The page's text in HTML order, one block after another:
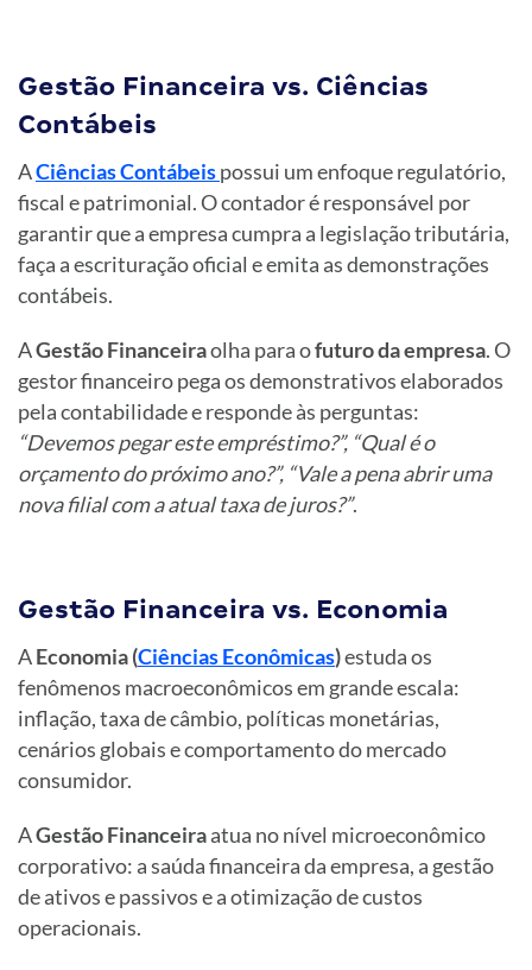
Gestão Financeira vs. Ciências
Contábeis
ACiências Contábeispossui um enfoque regulatório,
fiscal e patrimonial. O contador é responsável por
garantir que a empresa cumpra a legislação tributária,
faça a escrituração oficial e emita as demonstrações
contábeis.
AGestão Financeiraolha para ofuturo da empresa. O
gestor financeiro pega os demonstrativos elaborados
pela contabilidade e responde às perguntas:
“Devemos pegar este empréstimo?”, “Qual é o
orçamento do próximo ano?”, “Vale a pena abrir uma
nova filial com a atual taxa de juros?”.
Gestão Financeira vs. Economia
AEconomia (Ciências Econômicas)estuda os
fenômenos macroeconômicos em grande escala:
inflação, taxa de câmbio, políticas monetárias,
cenários globais e comportamento do mercado
consumidor.
AGestão Financeiraatua no nível microeconômico
corporativo: a saúda financeira da empresa, a gestão
de ativos e passivos e a otimização de custos
operacionais.